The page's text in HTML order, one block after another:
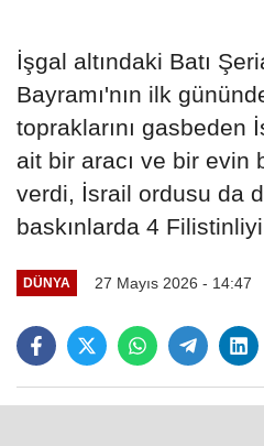
İşgal altındaki Batı
Bayramı'nın ilk
topraklarını gasbeden
ait bir aracı ve bir evin
verdi, İsrail ordusu da
baskınlarda 4
DÜNYA 27 Mayıs 2026 - 14:47